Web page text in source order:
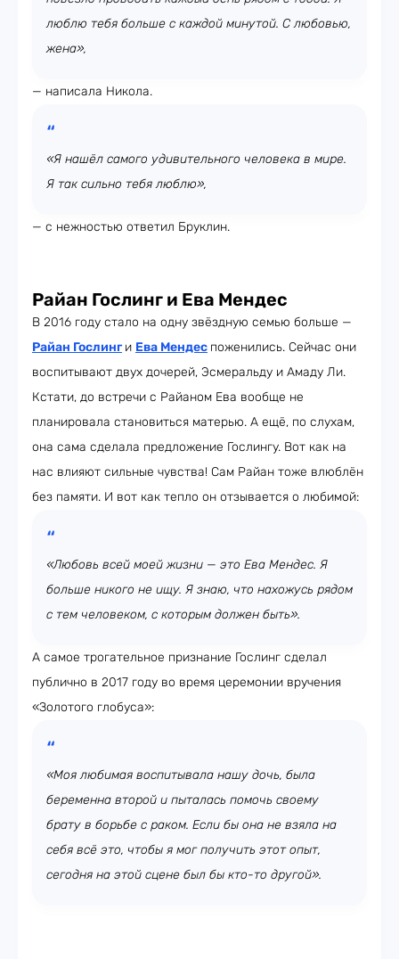
люблю тебя больше с каждой минутой. С любовью,
жена»,
— написала Никола.
«Я нашёл самого удивительного человека в мире.
Я так сильно тебя люблю»,
— с нежностью ответил Бруклин.
Райан Гослинг и Ева Мендес
В 2016 году стало на одну звёздную семью больше —
Райан Гослинг и Ева Мендес поженились. Сейчас они
воспитывают двух дочерей, Эсмеральду и Амаду Ли.
Кстати, до встречи с Райаном Ева вообще не
планировала становиться матерью. А ещё, по слухам,
она сама сделала предложение Гослингу. Вот как на
нас влияют сильные чувства! Сам Райан тоже влюблён
без памяти. И вот как тепло он отзывается о любимой:
«Любовь всей моей жизни — это Ева Мендес. Я
больше никого не ищу. Я знаю, что нахожусь рядом
с тем человеком, с которым должен быть».
А самое трогательное признание Гослинг сделал
публично в 2017 году во время церемонии вручения
«Золотого глобуса»:
«Моя любимая воспитывала нашу дочь, была
беременна второй и пыталась помочь своему
брату в борьбе с раком. Если бы она не взяла на
себя всё это, чтобы я мог получить этот опыт,
сегодня на этой сцене был бы кто-то другой».